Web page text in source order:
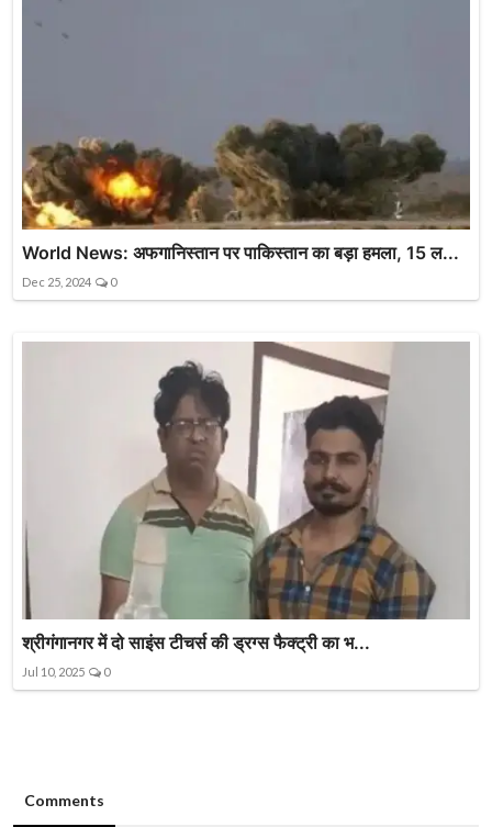
World News: अफगानिस्तान पर पाकिस्तान का बड़ा हमला, 15 ल...
Dec 25, 2024 0
श्रीगंगानगर में दो साइंस टीचर्स की ड्रग्स फैक्ट्री का भ...
Jul 10, 2025 0
Comments